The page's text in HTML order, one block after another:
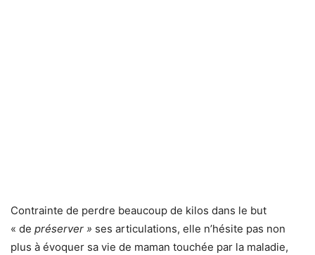
Contrainte de perdre beaucoup de kilos dans le but
« de préserver » ses articulations, elle n’hésite pas non
plus à évoquer sa vie de maman touchée par la maladie,